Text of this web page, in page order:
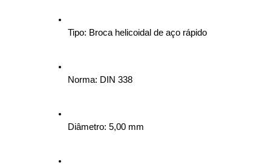
Tipo: Broca helicoidal de aço rápido
Norma: DIN 338
Diâmetro: 5,00 mm